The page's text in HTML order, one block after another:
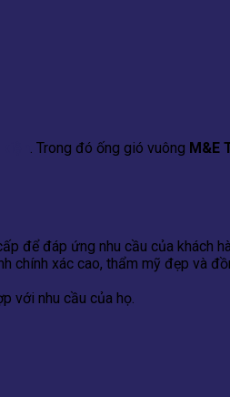
. Trong đó ống gió vuông M&E
để đáp ứng nhu cầu của khách
xác cao, thẩm mỹ đẹp và
với nhu cầu của họ.